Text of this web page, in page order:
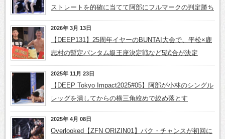
ストレートを的確に当てて阿部にフルマークの判定勝ち
2026年 3月 13日
【DEEP131】25周年イヤーのBUNTAI大会で、平松×鹿
志村の暫定バンタム級王座決定戦など5試合が決定
2025年 11月 23日
【DEEP Tokyo Impact2025#05】阿部が小林のシングル
レッグを潰してからの横三角絞めで絞め落とす
2025年 4月 08日
Overlooked【ZFN ORIZIN01】パク・チャンスが初回に